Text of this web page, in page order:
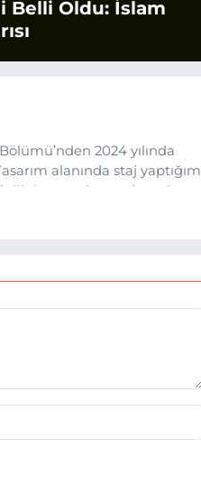
Belli Oldu: İslam
2024 yılında
alanında staj yaptığım
temel unsurlarından
adım attım.